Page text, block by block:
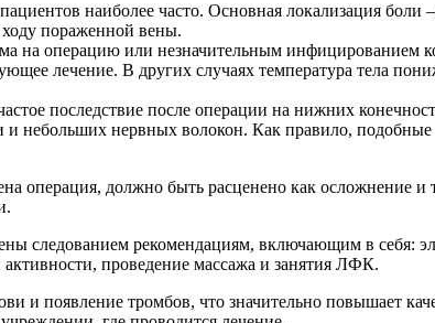
наиболее часто. Основная локализация боли
пораженной вены.
на операцию или незначительным инфицированием
лечение. В других случаях температура тела
последствие после операции на нижних
и небольших нервных волокон. Как правило,
должно быть расценено как осложнение и
следованием рекомендациям, включающим в себя:
проведение массажа и занятия ЛФК.
и появление тромбов, что значительно повышает